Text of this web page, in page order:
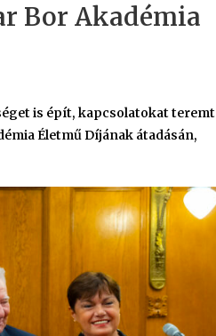
Bor Akadémia
is épít, kapcsolatokat teremt
Életmű Díjának átadásán,